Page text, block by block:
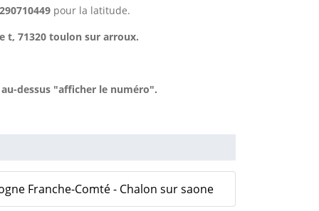
pour la latitude.
t, 71320 toulon sur arroux.
dessus "afficher le numéro".
Franche-Comté - Chalon sur saone